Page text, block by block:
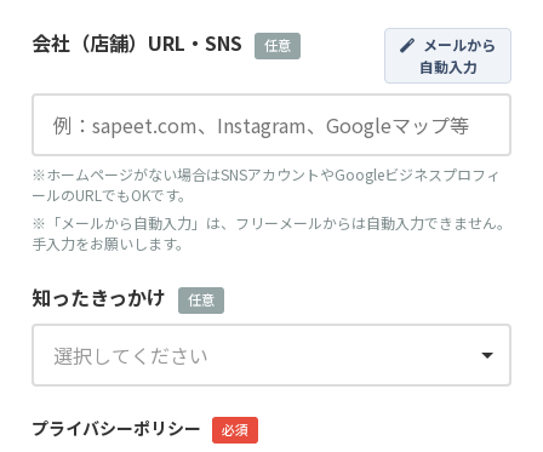
会社（店舗）URL・SNS 任意
メールから
自動入力
※ホームページがない場合はSNSアカウントやGoogleビジネスプロフィ
ールのURLでもOKです。
※「メールから自動入力」は、フリーメールからは自動入力できません。
手入力をお願いします。
知ったきっかけ 任意
プライバシーポリシー 必須